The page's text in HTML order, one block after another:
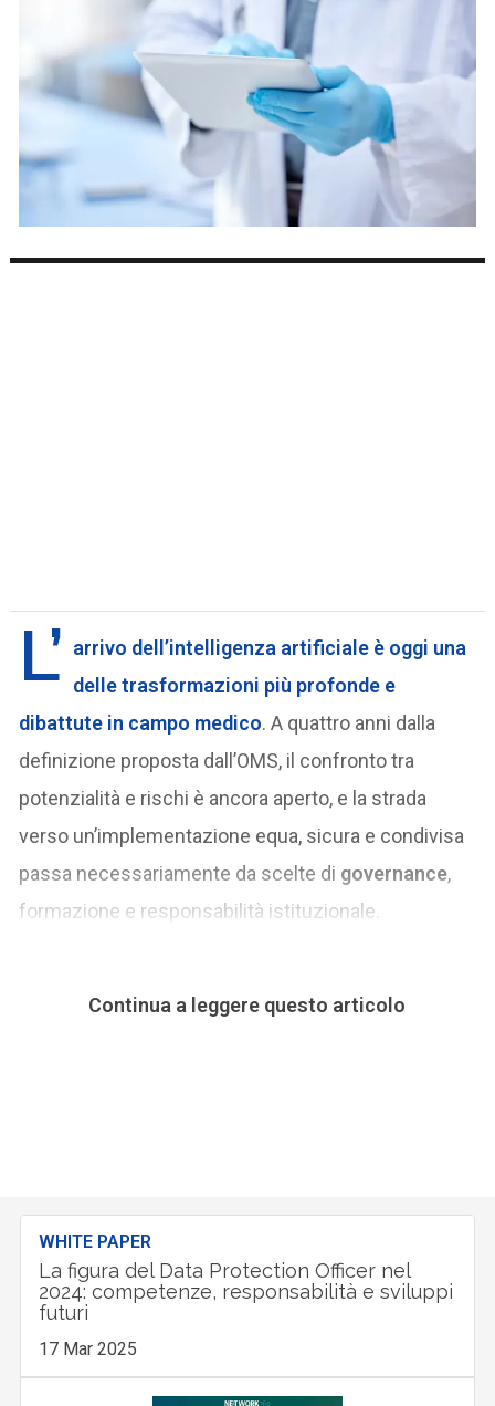
L’ arrivo dell’intelligenza artificiale è oggi una
delle trasformazioni più profonde e
dibattute in campo medico. A quattro anni dalla
definizione proposta dall’OMS, il confronto tra
potenzialità e rischi è ancora aperto, e la strada
verso un’implementazione equa, sicura e condivisa
passa necessariamente da scelte di governance,
formazione e responsabilità istituzionale.
Continua a leggere questo articolo
WHITE PAPER
La figura del Data Protection Officer nel
2024: competenze, responsabilità e sviluppi
futuri
17 Mar 2025